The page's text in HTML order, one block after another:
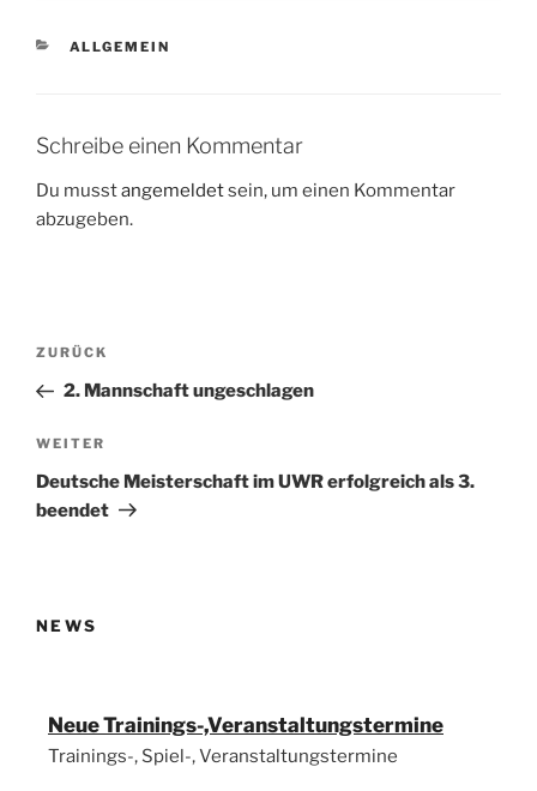
KATEGORIEN
ALLGEMEIN
Schreibe einen Kommentar
Du musstangemeldetsein, um einen Kommentar
abzugeben.
Beitragsnavigation
Vorheriger
Beitrag
ZURÜCK
2. Mannschaft ungeschlagen
Nächster
Beitrag
WEITER
Deutsche Meisterschaft im UWR erfolgreich als 3.
beendet
NEWS
Neue Trainings-,Veranstaltungstermine
Trainings-, Spiel-, Veranstaltungstermine